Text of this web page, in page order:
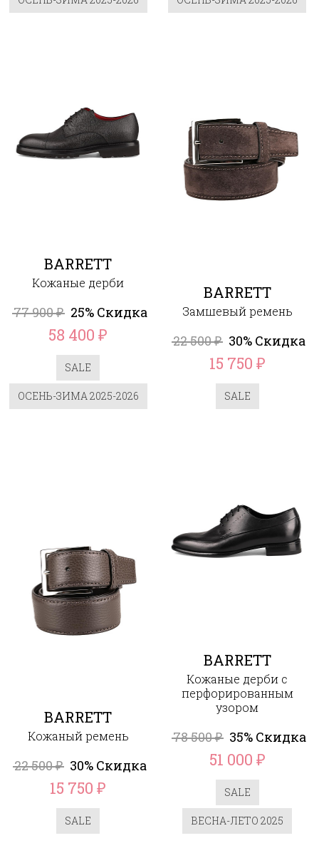
BARRETT
Кожаные дерби
77 900₽ 25% Скидка
58 400₽
SALE
ОСЕНЬ-ЗИМА 2025-2026
BARRETT
Замшевый ремень
22 500₽ 30% Скидка
15 750 ₽
SALE
BARRETT
Кожаный ремень
22 500₽ 30% Скидка
15 750₽
SALE
BARRETT
Кожаные дерби с
перфорированным
узором
78 500₽ 35% Скидка
51 000 ₽
SALE
ВЕСНА-ЛЕТО 2025